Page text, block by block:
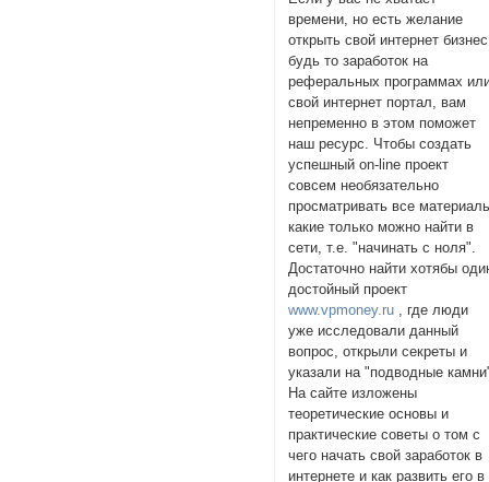
времени, но есть желание
открыть свой интернет
будь то заработок на
реферальных программах
свой интернет портал, вам
непременно в этом поможет
наш ресурс. Чтобы создать
успешный on-line проект
совсем необязательно
просматривать все
какие только можно найти в
сети, т.е. "начинать с ноля".
Достаточно найти хотябы
достойный проект
www.vpmoney.ru , где люди
уже исследовали данный
вопрос, открыли секреты и
указали на "подводные
На сайте изложены
теоретические основы и
практические советы о том с
чего начать свой заработок в
интернете и как развить его в